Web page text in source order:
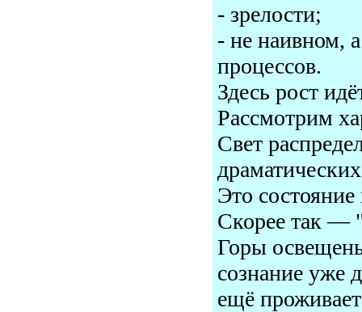
- зрелости;
- не наивном,
процессов.
Здесь рост
Рассмотрим
Свет
Это
Скорее так —
Горы
сознание уже
ещё